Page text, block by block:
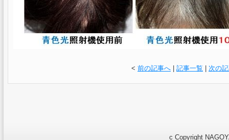
< 前の記事へ 記事一覧 次の
c Copyright